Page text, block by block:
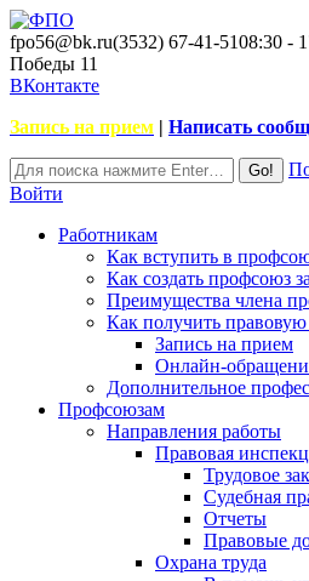
fpo56@bk.ru(3532) 67-41-5108:30 -
Победы 11
ВКонтакте
Запись на прием | Написать
Войти
Работникам
Как вступить в
Как создать профсоюз
Преимущества члена
Как получить
Запись на прием
Онлайн-
Дополнительное
Профсоюзам
Направления работы
Правовая
Трудовое
Судебная
Отчеты
Правовые
Охрана труда